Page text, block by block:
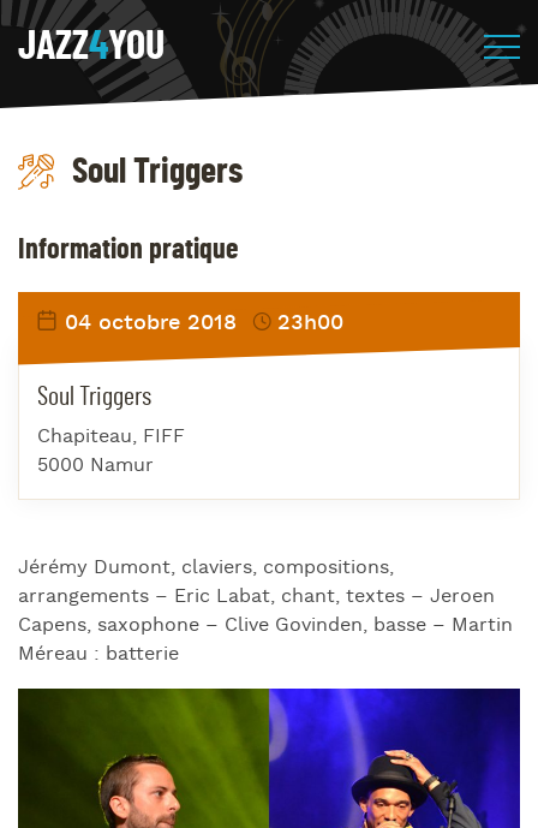
JAZZ4YOU
Soul Triggers
Jérémy Dumont, claviers, compositions,
arrangements – Eric Labat, chant, textes – Jeroen
Capens, saxophone – Clive Govinden, basse – Martin
Méreau : batterie
Information pratique
04 octobre 2018 23h00
Soul Triggers
Chapiteau, FIFF
5000 Namur